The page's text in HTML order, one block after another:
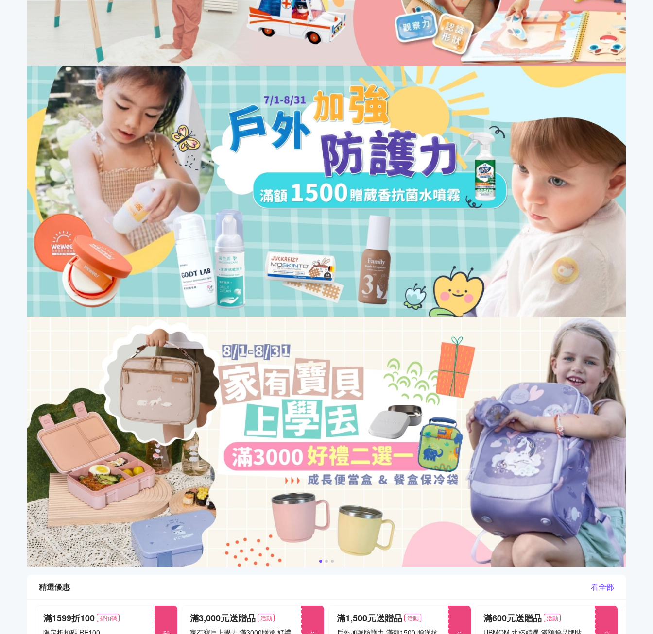
精選優惠 看全部
滿1599折100 折扣碼 滿3,000元送贈品 活動 滿1,500元送贈品 活動 滿600元送贈品 活動